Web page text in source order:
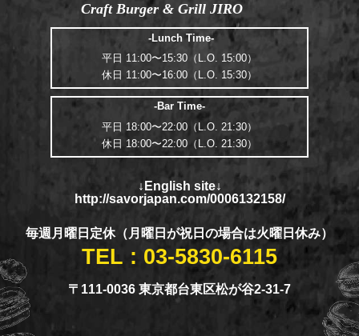
Craft Burger & Grill JIRO
-Lunch Time-
平日 11:00〜15:30（L.O. 15:00​​​​​​​）
休日 11:00〜16:00（L.O. 15:30）
-Bar Time-
平日 18:00〜22:00（L.O. 21:30）
休日 18:00〜22:00（L.O. 21:30）
↓English site↓
http://savorjapan.com/0006132158/
毎週月曜日定休（月曜日が祝日の場合は火曜日休み）
TEL : 03-5830-6115
〒111-0036 東京都台東区松が谷2-31-7